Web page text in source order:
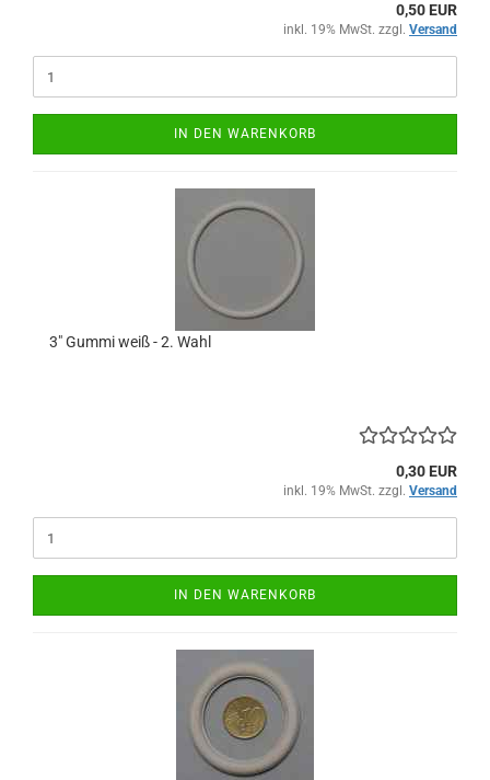
0,50 EUR
inkl. 19% MwSt. zzgl. Versand
IN DEN WARENKORB
3" Gummi weiß - 2. Wahl
0,30 EUR
inkl. 19% MwSt. zzgl. Versand
IN DEN WARENKORB